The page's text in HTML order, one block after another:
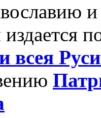
всея